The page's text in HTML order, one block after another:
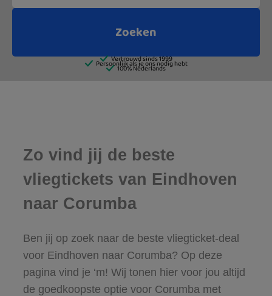
Zo vind jij de beste
vliegtickets van Eindhoven
naar Corumba
Ben jij op zoek naar de beste vliegticket-deal
voor Eindhoven naar Corumba? Op deze
pagina vind je ‘m! Wij tonen hier voor jou altijd
de goedkoopste optie voor Corumba met